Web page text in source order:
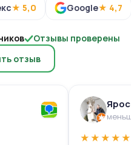
★ 5,0 Google★ 4,7
Отзывы проверены
отзыв
меньше
★★★★★